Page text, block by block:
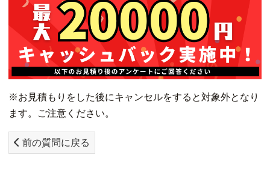
※お見積もりをした後にキャンセルをすると対象外となり
ます。ご注意ください。
前の質問に戻る